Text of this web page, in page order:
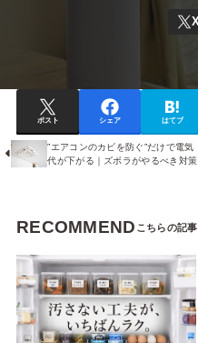
ポスト シェア はてブ
”エアコンのカビを防ぐ”だけで電気
代が下がる｜ズボラがやるべき対策
RECOMMEND